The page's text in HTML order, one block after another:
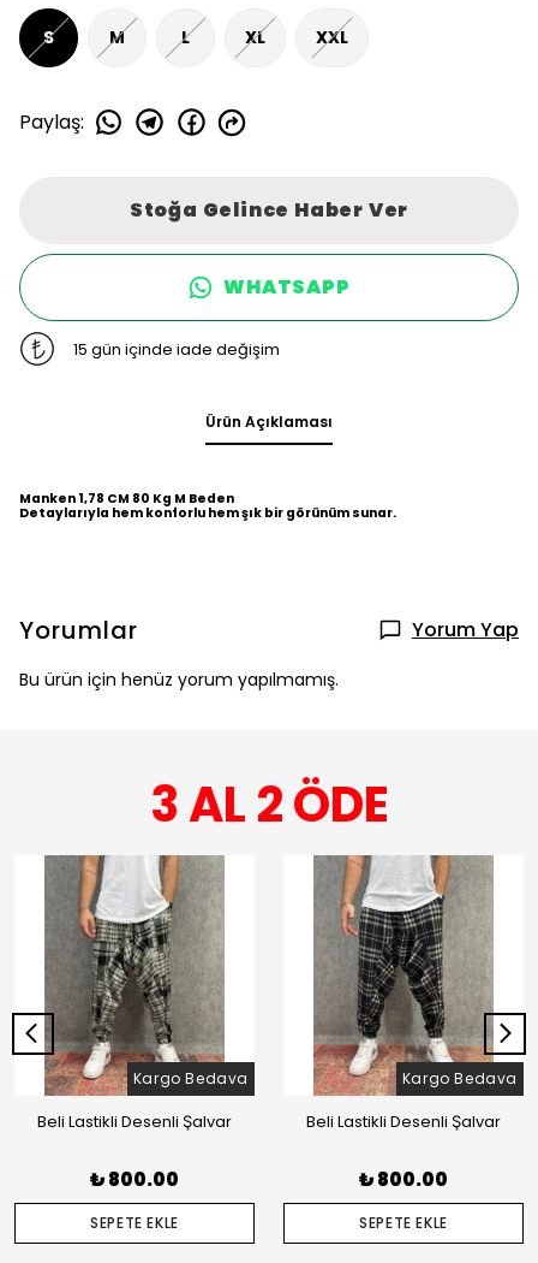
S M L XL XXL
Paylaş:
Stoğa Gelince Haber Ver
WHATSAPP
15 gün içinde iade değişim
Ürün Açıklaması
Manken 1,78 CM 80 Kg M Beden
Detaylarıyla hem konforlu hem şık bir görünüm sunar.
Yorumlar Yorum Yap
Bu ürün için henüz yorum yapılmamış.
3 AL 2 ÖDE
Kargo Bedava
Beli Lastikli Desenli Şalvar
₺ 800.00
SEPETE EKLE
Kargo Bedava
Beli Lastikli Desenli Şalvar
₺ 800.00
SEPETE EKLE